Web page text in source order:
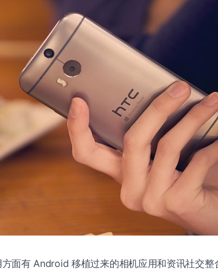
面有 Android 移植过来的相机应用和资讯社交整